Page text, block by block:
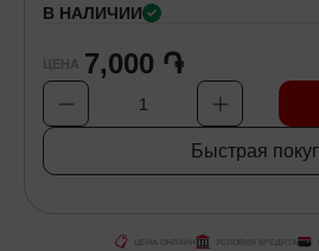
В НАЛИЧИИ
ЦЕНА 7,000 ֏
1
Быстрая
ЦЕНА ОНЛАЙН УСЛОВИЯ КРЕДИТА